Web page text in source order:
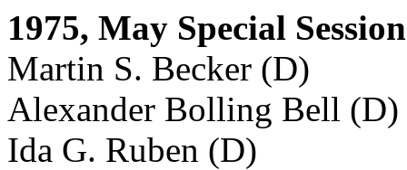
1975, May Special Session
Martin S. Becker (D)
Alexander Bolling Bell (D)
Ida G. Ruben (D)